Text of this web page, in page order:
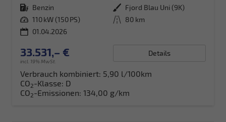
Kraftstoff Benzin Außenfarbe Fjord Blau Uni (9K)
Leistung 110 kW (150 PS) Kilometerstand 80 km
01.04.2026
33.531,– €
incl. 19% MwSt.
Details
Verbrauch kombiniert: 5,90 l/100km
CO2-Klasse: D
CO2-Emissionen: 134,00 g/km